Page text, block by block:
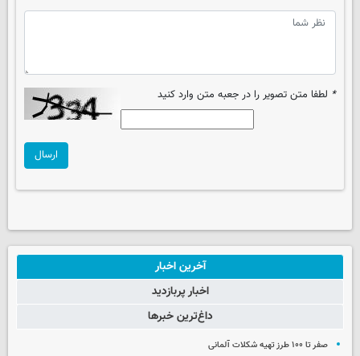
* لطفا متن تصویر را در جعبه متن وارد کنید
ارسال
آخرین اخبار
اخبار پربازدید
داغ‌ترین خبرها
صفر تا ۱۰۰ طرز تهیه شکلات آلمانی